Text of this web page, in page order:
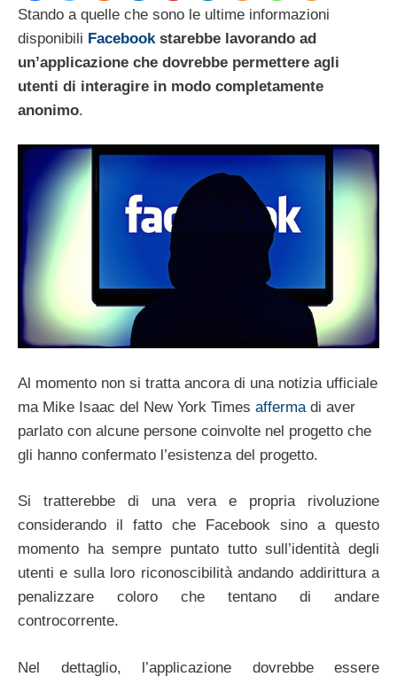
Stando a quelle che sono le ultime informazioni
disponibili Facebook starebbe lavorando ad
un’applicazione che dovrebbe permettere agli
utenti di interagire in modo completamente
anonimo.
Al momento non si tratta ancora di una notizia ufficiale
ma Mike Isaac del New York Times afferma di aver
parlato con alcune persone coinvolte nel progetto che
gli hanno confermato l’esistenza del progetto.
Si tratterebbe di una vera e propria rivoluzione
considerando il fatto che Facebook sino a questo
momento ha sempre puntato tutto sull’identità degli
utenti e sulla loro riconoscibilità andando addirittura a
penalizzare coloro che tentano di andare
controcorrente.
Nel dettaglio, l’applicazione dovrebbe essere